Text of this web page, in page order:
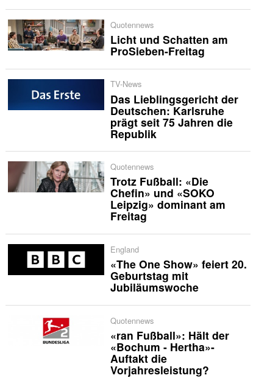
Quotennews
Licht und Schatten am
ProSieben-Freitag
TV-News
Das Lieblingsgericht der
Deutschen: Karlsruhe
prägt seit 75 Jahren die
Republik
Quotennews
Trotz Fußball: «Die
Chefin» und «SOKO
Leipzig» dominant am
Freitag
England
«The One Show» feiert 20.
Geburtstag mit
Jubiläumswoche
Quotennews
«ran Fußball»: Hält der
«Bochum - Hertha»-
Auftakt die
Vorjahresleistung?